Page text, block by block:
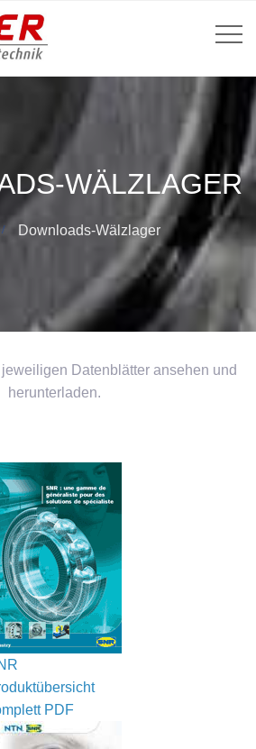
WÄLZLAGER
Downloads-Wälzlager
Datenblätter ansehen und
herunterladen.
PDF